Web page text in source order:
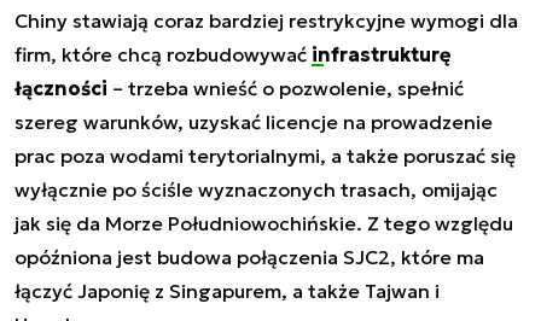
Chiny stawiają coraz bardziej restrykcyjne wymogi dla
firm, które chcą rozbudowywać infrastrukturę
łączności – trzeba wnieść o pozwolenie, spełnić
szereg warunków, uzyskać licencje na prowadzenie
prac poza wodami terytorialnymi, a także poruszać się
wyłącznie po ściśle wyznaczonych trasach, omijając
jak się da Morze Południowochińskie. Z tego względu
opóźniona jest budowa połączenia SJC2, które ma
łączyć Japonię z Singapurem, a także Tajwan i